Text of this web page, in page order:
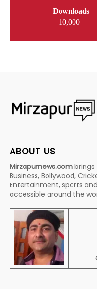
Downloads
10,000+
ABOUT US
Mirzapurnews.com brings
Business, Bollywood,
Entertainment, sports
accessible around the